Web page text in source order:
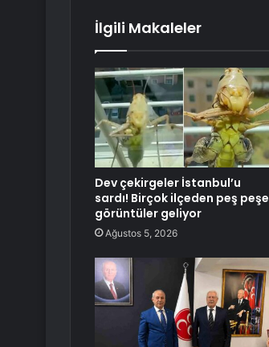
İlgili Makaleler
Dev çekirgeler İstanbul’u
sardı! Birçok ilçeden peş peşe
görüntüler geliyor
Ağustos 5, 2026